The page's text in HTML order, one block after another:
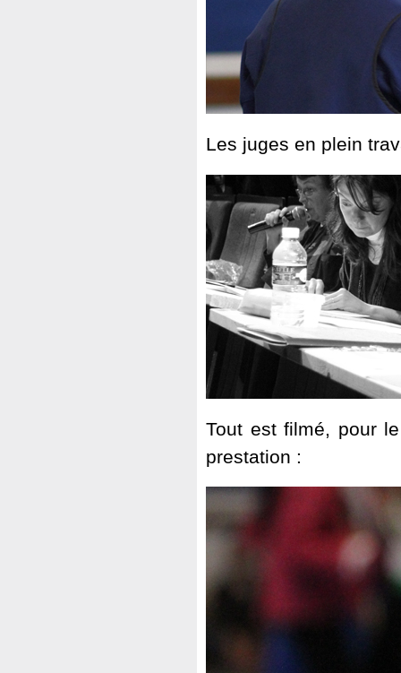
Les juges en plein
Tout est filmé, pour
prestation :